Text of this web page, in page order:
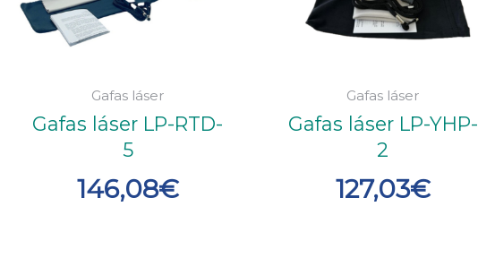
Gafas láser
Gafas láser LP-RTD-
5
146,08€
Gafas láser
Gafas láser LP-YHP-
2
127,03€